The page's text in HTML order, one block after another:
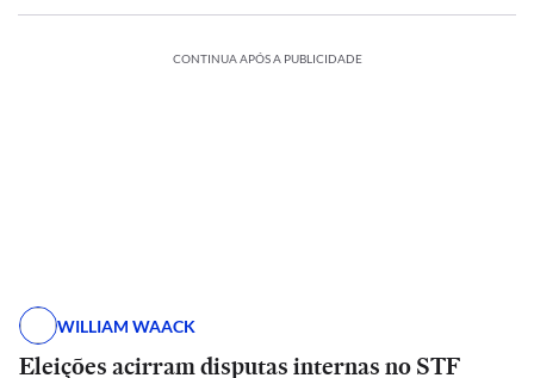
CONTINUA APÓS A PUBLICIDADE
WILLIAM WAACK
Eleições acirram disputas internas no STF